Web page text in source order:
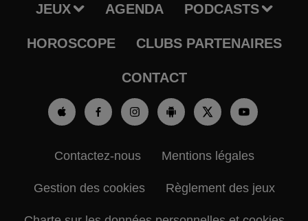
JEUX AGENDA PODCASTS
HOROSCOPE CLUBS PARTENAIRES
CONTACT
Contactez-nous Mentions légales
Gestion des cookies Règlement des jeux